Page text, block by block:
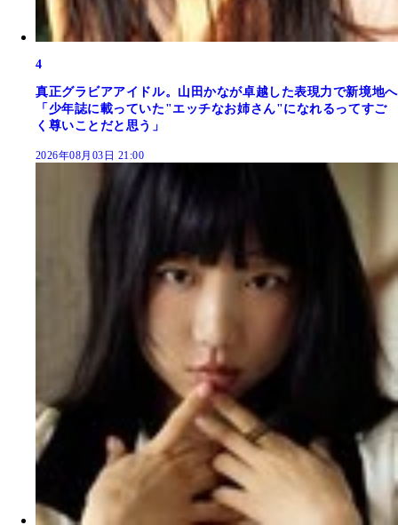
4
真正グラビアアイドル。山田かなが卓越した表現力で新境地へ
「少年誌に載っていた"エッチなお姉さん"になれるってすご
く尊いことだと思う」
2026年08月03日 21:00